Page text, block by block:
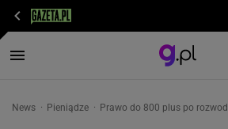
News Pieniądze Prawo do 800 plus po